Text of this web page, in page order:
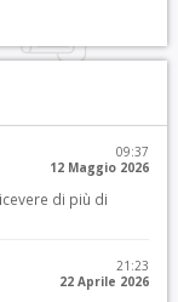
09:37
12 Maggio 2026
di più di
21:23
22 Aprile 2026